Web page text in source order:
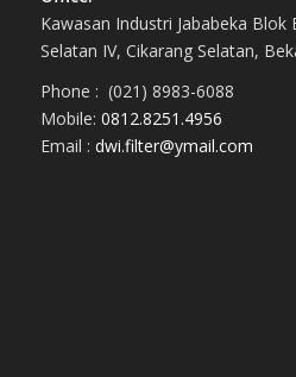
Kawasan Industri Jababeka Blok
Selatan IV, Cikarang Selatan,
Phone : (021) 8983-6088
Mobile: 0812.8251.4956
Email : dwi.filter@ymail.com